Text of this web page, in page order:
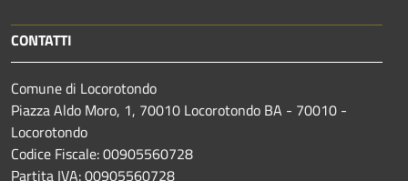
CONTATTI
Comune di Locorotondo
Piazza Aldo Moro, 1, 70010 Locorotondo BA - 70010 -
Locorotondo
Codice Fiscale: 00905560728
Partita IVA: 00905560728